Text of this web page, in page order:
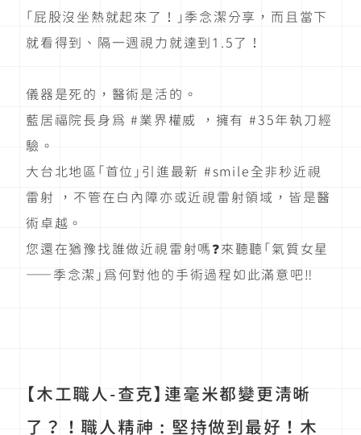
「屁股沒坐熱就起來了！」季念潔分享，而且當下
就看得到、隔一週視力就達到1.5了！
儀器是死的，醫術是活的。
藍居福院長身為 #業界權威 ，擁有 #35年執刀經
驗。
大台北地區「首位」引進最新 #smile全非秒近視
雷射 ，不管在白內障亦或近視雷射領域，皆是醫
術卓越。
您還在猶豫找誰做近視雷射嗎❓來聽聽「氣質女星
——季念潔」為何對他的手術過程如此滿意吧‼️
【木工職人-查克】連毫米都變更清晰
了？！職人精神 : 堅持做到最好！木